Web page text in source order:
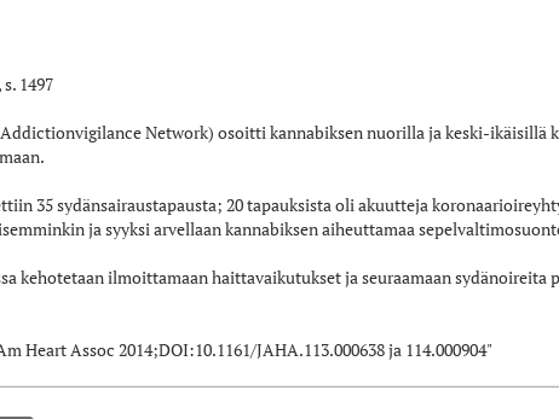
1497
Network) osoitti kannabiksen nuorilla ja keski-
35 sydänsairaustapausta; 20 tapauksista oli akuutteja
ja syyksi arvellaan kannabiksen aiheuttamaa
kehotetaan ilmoittamaan haittavaikutukset ja seuraamaan sydänoireita
Heart Assoc 2014;DOI:10.1161/JAHA.113.000638 ja 114.000904"